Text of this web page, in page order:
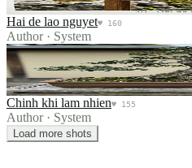
Hai de lao nguyet♥ 160
Author· System
Chinh khi lam nhien
Chinh khi lam nhien♥ 155
Author· System
Load more shots